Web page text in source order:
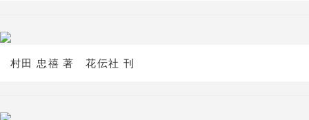
村田 忠禧 著 花伝社 刊